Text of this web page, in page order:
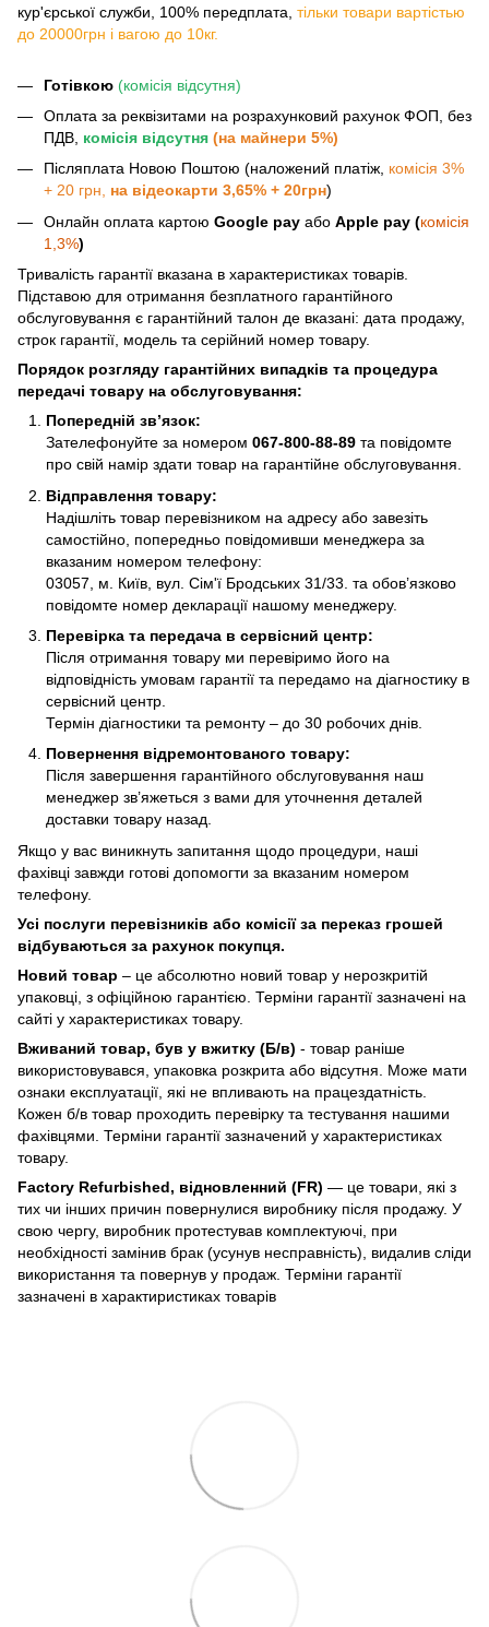
кур'єрської служби, 100% передплата, тільки товари вартістью
до 20000грн і вагою до 10кг.
Готівкою (комісія відсутня)
Оплата за реквізитами на розрахунковий рахунок ФОП, без
ПДВ, комісія відсутня (на майнери 5%)
Післяплата Новою Поштою (наложений платіж, комісія 3%
+ 20 грн, на відеокарти 3,65% + 20грн)
Онлайн оплата картою Google pay або Apple pay (комісія
1,3%)
Тривалість гарантії вказана в характеристиках товарів.
Підставою для отримання безплатного гарантійного
обслуговування є гарантійний талон де вказані: дата продажу,
строк гарантії, модель та серійний номер товару.
Порядок розгляду гарантійних випадків та процедура
передачі товару на обслуговування:
Попередній зв’язок:
Зателефонуйте за номером 067-800-88-89 та повідомте
про свій намір здати товар на гарантійне обслуговування.
Відправлення товару:
Надішліть товар перевізником на адресу або завезіть
самостійно, попередньо повідомивши менеджера за
вказаним номером телефону:
03057, м. Київ, вул. Сім'ї Бродських 31/33. та обов’язково
повідомте номер декларації нашому менеджеру.
Перевірка та передача в сервісний центр:
Після отримання товару ми перевіримо його на
відповідність умовам гарантії та передамо на діагностику в
сервісний центр.
Термін діагностики та ремонту – до 30 робочих днів.
Повернення відремонтованого товару:
Після завершення гарантійного обслуговування наш
менеджер зв’яжеться з вами для уточнення деталей
доставки товару назад.
Якщо у вас виникнуть запитання щодо процедури, наші
фахівці завжди готові допомогти за вказаним номером
телефону.
Усі послуги перевізників або комісії за переказ грошей
відбуваються за рахунок покупця.
Новий товар – це абсолютно новий товар у нерозкритій
упаковці, з офіційною гарантією. Терміни гарантії зазначені на
сайті у характеристиках товару.
Вживаний товар, був у вжитку (Б/в) - товар раніше
використовувався, упаковка розкрита або відсутня. Може мати
ознаки експлуатації, які не впливають на працездатність.
Кожен б/в товар проходить перевірку та тестування нашими
фахівцями. Терміни гарантії зазначений у характеристиках
товару.
Factory Refurbished, відновленний (FR) — це товари, які з
тих чи інших причин повернулися виробнику після продажу. У
свою чергу, виробник протестував комплектуючі, при
необхідності замінив брак (усунув несправність), видалив сліди
використання та повернув у продаж. Терміни гарантії
зазначені в характиристиках товарів